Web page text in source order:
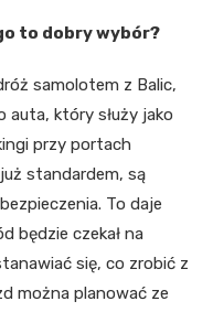
to dobry wybór?
samolotem z Balic,
który służy jako
przy portach
standardem, są
To daje
będzie czekał na
się, co zrobić z
można planować ze